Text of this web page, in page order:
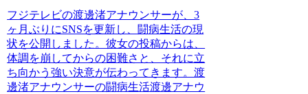
フジテレビの渡邊渚アナウンサーが、3
ヶ月ぶりにSNSを更新し、闘病生活の現
状を公開しました。彼女の投稿からは、
体調を崩してからの困難さと、それに立
ち向かう強い決意が伝わってきます。渡
邊渚アナウンサーの闘病生活渡邊アナウ